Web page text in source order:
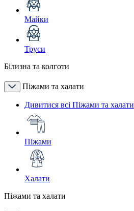
Майки
Труси
Білизна та колготи
Піжами та халати
Дивитися всі Піжами та халати
Піжами
Халати
Піжами та халати